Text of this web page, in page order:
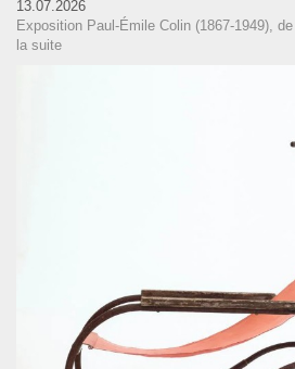
13.07.2026
Exposition Paul-Émile Colin (1867-1949),
la suite